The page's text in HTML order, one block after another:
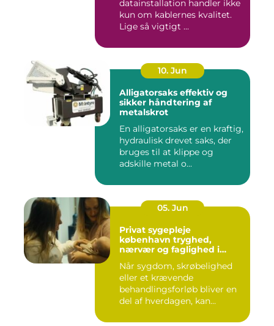
datainstallation handler ikke
kun om kablernes kvalitet.
Lige så vigtigt ...
10. Jun
Alligatorsaks effektiv og
sikker håndtering af
metalskrot
En alligatorsaks er en kraftig,
hydraulisk drevet saks, der
bruges til at klippe og
adskille metal o...
05. Jun
Privat sygepleje
københavn tryghed,
nærvær og faglighed i
Når sygdom, skrøbelighed
eller et krævende
behandlingsforløb bliver en
del af hverdagen, kan